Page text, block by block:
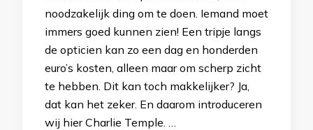
noodzakelijk ding om te doen. Iemand moet
immers goed kunnen zien! Een tripje langs
de opticien kan zo een dag en honderden
euro’s kosten, alleen maar om scherp zicht
te hebben. Dit kan toch makkelijker? Ja,
dat kan het zeker. En daarom introduceren
wij hier Charlie Temple. …